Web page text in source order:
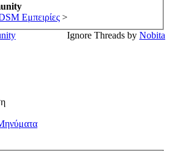
Εμπειρίες >
Ignore Threads by Nobita